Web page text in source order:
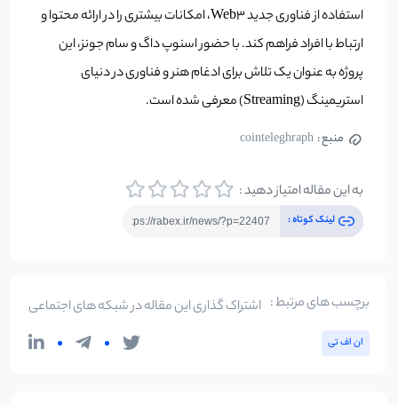
استفاده از فناوری جدید Web3، امکانات بیشتری را در ارائه محتوا و
ارتباط با افراد فراهم کند. با حضور اسنوپ داگ و سام جونز، این
پروژه به عنوان یک تلاش برای ادغام هنر و فناوری در دنیای
استریمینگ (Streaming) معرفی شده است.
منبع : cointeleghraph
به این مقاله امتیاز دهید :
لینک کوتاه :
برچسب های مرتبط :
ان‌ اف‌ تی
اشتراک گذاری این مقاله در شبکه های اجتماعی